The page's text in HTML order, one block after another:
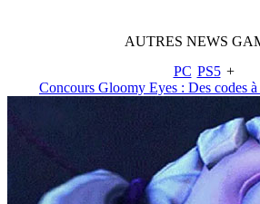
AUTRES NEWS
PC PS5 +
Concours Gloomy Eyes : Des codes